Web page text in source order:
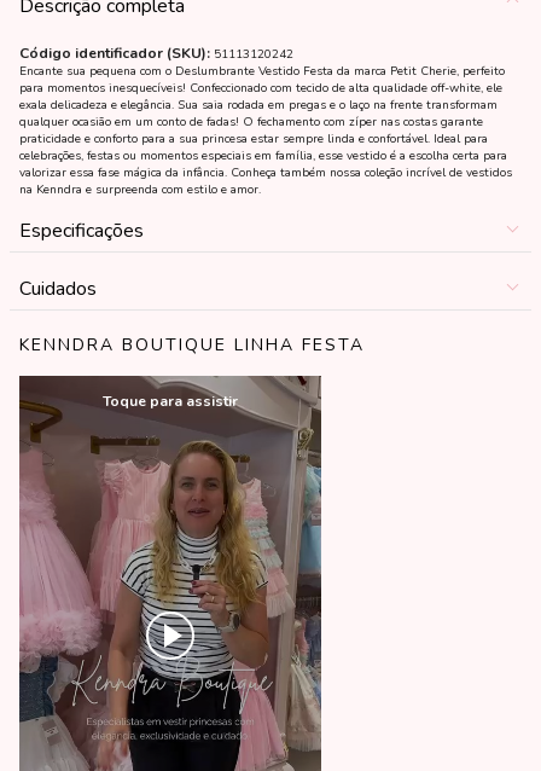
Descrição completa
Código identificador (SKU): 51113120242
Encante sua pequena com o Deslumbrante Vestido Festa da marca Petit Cherie, perfeito
para momentos inesquecíveis! Confeccionado com tecido de alta qualidade off-white, ele
exala delicadeza e elegância. Sua saia rodada em pregas e o laço na frente transformam
qualquer ocasião em um conto de fadas! O fechamento com zíper nas costas garante
praticidade e conforto para a sua princesa estar sempre linda e confortável. Ideal para
celebrações, festas ou momentos especiais em família, esse vestido é a escolha certa para
valorizar essa fase mágica da infância. Conheça também nossa coleção incrível de vestidos
na Kenndra e surpreenda com estilo e amor.
Especificações
Cuidados
KENNDRA BOUTIQUE LINHA FESTA